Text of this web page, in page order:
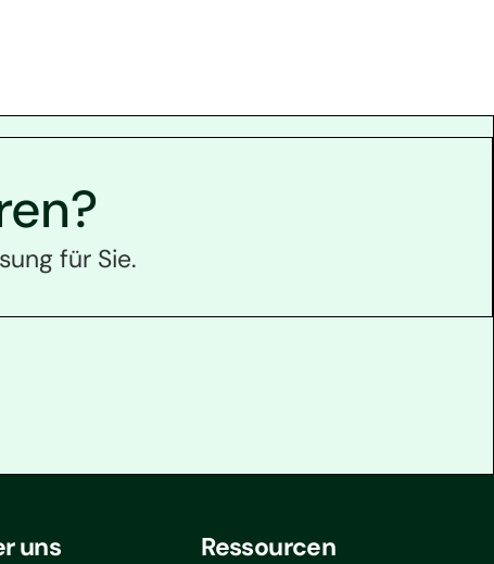
für Sie.
uns Ressourcen